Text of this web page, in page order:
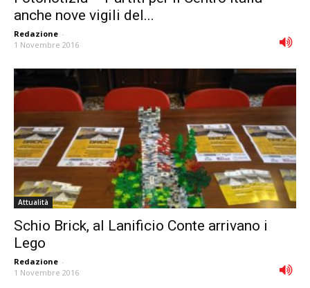
anche nove vigili del...
Redazione -
1 Novembre 2016
Attualità
Schio Brick, al Lanificio Conte arrivano i
Lego
Redazione -
1 Novembre 2016